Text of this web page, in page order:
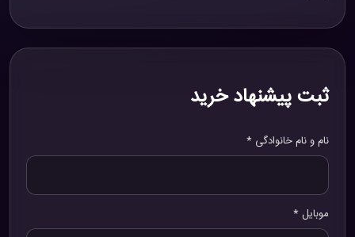
ثبت پیشنهاد خرید
نام و نام خانوادگی *
موبایل *